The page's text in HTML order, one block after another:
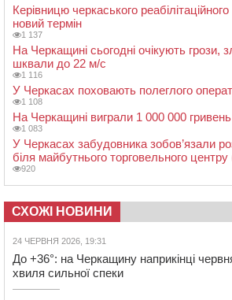
Керівницю черкаського
новий термін
1 137
На Черкащині сьогодні очікують грози,
шквали до 22 м/с
1 116
У Черкасах поховають полеглого
1 108
На Черкащині виграли 1 000 000
1 083
У Черкасах забудовника зобов’язали
біля майбутнього торговельного
920
СХОЖІ НОВИНИ
24 ЧЕРВНЯ 2026, 19:31
До +36°: на Черкащину наприкінці
хвиля сильної спеки